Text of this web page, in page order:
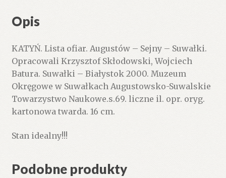
Opis
KATYŃ. Lista ofiar. Augustów – Sejny – Suwałki.
Opracowali Krzysztof Skłodowski, Wojciech
Batura. Suwałki – Białystok 2000. Muzeum
Okręgowe w Suwałkach Augustowsko-Suwalskie
Towarzystwo Naukowe.s.69. liczne il. opr. oryg.
kartonowa twarda. 16 cm.
Stan idealny!!!
Podobne produkty